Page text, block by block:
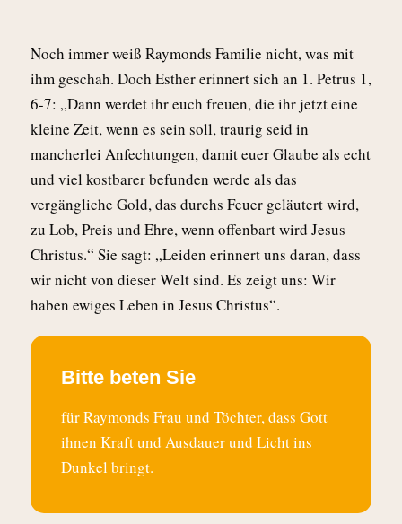
Noch immer weiß Raymonds Familie nicht, was mit
ihm geschah. Doch Esther erinnert sich an 1. Petrus 1,
6-7: „Dann werdet ihr euch freuen, die ihr jetzt eine
kleine Zeit, wenn es sein soll, traurig seid in
mancherlei Anfechtungen, damit euer Glaube als echt
und viel kostbarer befunden werde als das
vergängliche Gold, das durchs Feuer geläutert wird,
zu Lob, Preis und Ehre, wenn offenbart wird Jesus
Christus.“ Sie sagt: „Leiden erinnert uns daran, dass
wir nicht von dieser Welt sind. Es zeigt uns: Wir
haben ewiges Leben in Jesus Christus“.
Bitte beten Sie
für Raymonds Frau und Töchter, dass Gott
ihnen Kraft und Ausdauer und Licht ins
Dunkel bringt.